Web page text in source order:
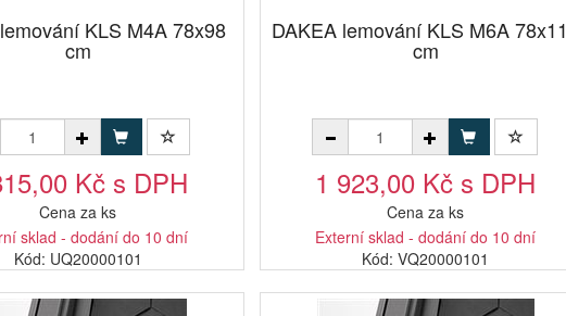
KLS M4A 78x98
cm
Kč s DPH
Cena za ks
sklad - dodání do 10 dní
Kód: UQ20000101
DAKEA lemování KLS M6A
cm
1 923,00 Kč s DPH
Cena za ks
Externí sklad - dodání do 10 dní
Kód: VQ20000101